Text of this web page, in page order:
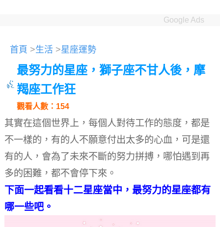
Google Ads
首頁 >生活 >星座運勢
最努力的星座，獅子座不甘人後，摩
羯座工作狂
觀看人數：154
其實在這個世界上，每個人對待工作的態度，都是
不一樣的，有的人不願意付出太多的心血，可是還
有的人，會為了未來不斷的努力拼搏，哪怕遇到再
多的困難，都不會停下來。
下面一起看看十二星座當中，最努力的星座都有
哪一些吧。